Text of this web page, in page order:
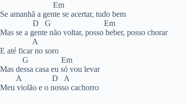
Em
Se amanhã a gente se acertar, tudo bem
D G Em
Mas se a gente não voltar, posso beber, posso chorar
A
E até ficar no soro
G Em
Mas dessa casa eu só vou levar
A D A
Meu violão e o nosso cachorro